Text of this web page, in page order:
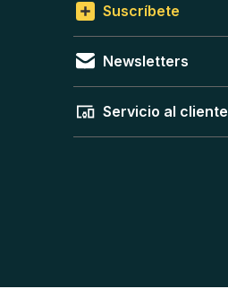
Suscríbete
Newsletters
Servicio al cliente